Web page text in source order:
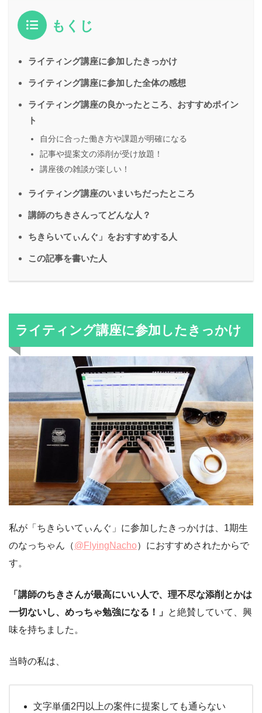
もくじ
ライティング講座に参加したきっかけ
ライティング講座に参加した全体の感想
ライティング講座の良かったところ、おすすめポイン
ト
自分に合った働き方や課題が明確になる
記事や提案文の添削が受け放題！
講座後の雑談が楽しい！
ライティング講座のいまいちだったところ
講師のちきさんってどんな人？
ちきらいてぃんぐ」をおすすめする人
この記事を書いた人
ライティング講座に参加したきっかけ
私が「ちきらいてぃんぐ」に参加したきっかけは、1期生
のなっちゃん（@FlyingNacho）におすすめされたからで
す。
「講師のちきさんが最高にいい人で、理不尽な添削とかは
一切ないし、めっちゃ勉強になる！」 と絶賛していて、興
味を持ちました。
当時の私は、
文字単価2円以上の案件に提案しても通らない